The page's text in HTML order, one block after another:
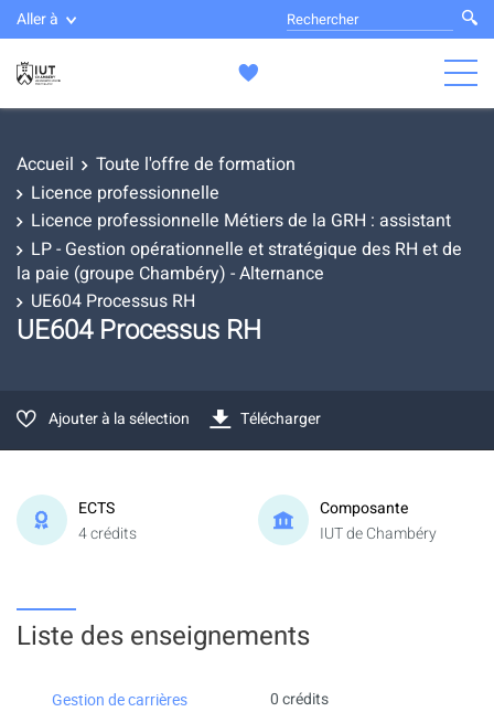
Aller à
Accueil
Toute l'offre de formation
Licence professionnelle
Licence professionnelle Métiers de la GRH : assistant
LP - Gestion opérationnelle et stratégique des RH et de
la paie (groupe Chambéry) - Alternance
UE604 Processus RH
UE604 Processus RH
Ajouter à la sélection Télécharger
ECTS
4 crédits
Composante
IUT de Chambéry
Liste des enseignements
Gestion de carrières 0 crédits